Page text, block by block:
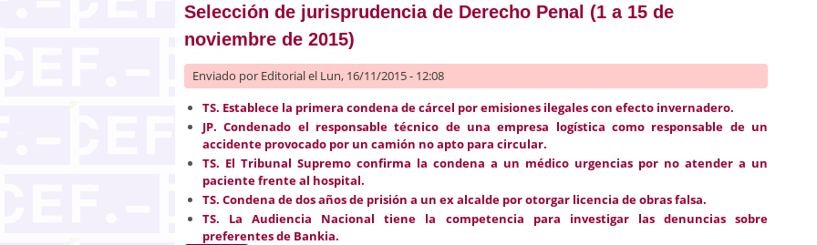
Selección de jurisprudencia de Derecho Penal (1 a 15 de
noviembre de 2015)
Enviado por Editorialel Lun, 16/11/2015 - 12:08
TS. Establece la primera condena de cárcel por emisiones ilegales con efecto invernadero.
JP. Condenado el responsable técnico de una empresa logística como responsable de un
accidente provocado por un camión no apto para circular.
TS. El Tribunal Supremo confirma la condena a un médico urgencias por no atender a un
paciente frente al hospital.
TS. Condena de dos años de prisión a un ex alcalde por otorgar licencia de obras falsa.
TS. La Audiencia Nacional tiene la competencia para investigar las denuncias sobre
preferentes de Bankia.